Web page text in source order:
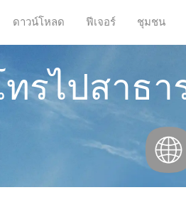
ดาวน์โหลด ฟีเจอร์ ชุมชน
รไปสาธ